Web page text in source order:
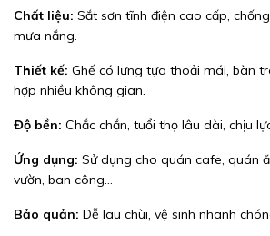
Chất liệu: Sắt sơn tĩnh điện cao cấp,
mưa nắng.
Thiết kế: Ghế có lưng tựa thoải mái, bàn
hợp nhiều không gian.
Độ bền: Chắc chắn, tuổi thọ lâu dài, chịu
Ứng dụng: Sử dụng cho quán cafe, quán
vườn, ban công…
Bảo quản: Dễ lau chùi, vệ sinh nhanh